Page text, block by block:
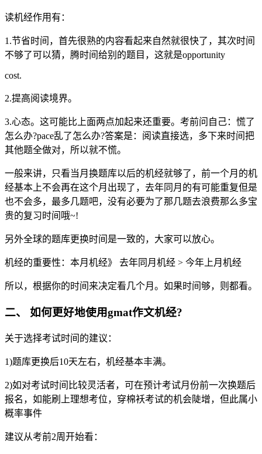
读机经作用有：
1.节省时间，首先很熟的内容看起来自然就很快了，其次时间
不够了可以猜，腾时间给别的题目，这就是opportunity
cost.
2.提高阅读境界。
3.心态。这可能比上面两点加起来还重要。考前问自己：慌了
怎么办?pace乱了怎么办?答案是：阅读直接选，多下来时间把
其他题全做对，所以就不慌。
一般来讲，只看当月换题库以后的机经就够了，前一个月的机
经基本上不会再在这个月出现了，去年同月的有可能重复但是
也不会多，最多几题吧，没有必要为了那几题去浪费那么多宝
贵的复习时间哦~!
另外全球的题库更换时间是一致的，大家可以放心。
机经的重要性：本月机经》 去年同月机经 > 今年上月机经
所以，根据你的时间来决定看几个月。如果时间够，则都看。
二、 如何更好地使用gmat作文机经?
关于选择考试时间的建议：
1)题库更换后10天左右，机经基本丰满。
2)如对考试时间比较灵活者，可在预计考试月份前一次换题后
报名，如能刷上理想考位，穿棉袄考试的机会陡增，但此属小
概率事件
建议从考前2周开始看：